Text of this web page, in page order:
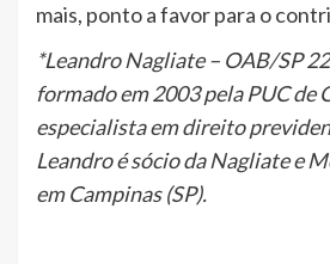
mais, ponto a favor para o
*Leandro Nagliate – OAB/SP
formado em 2003 pela PUC de
especialista em direito
Leandro é sócio da Nagliate e
em Campinas (SP).